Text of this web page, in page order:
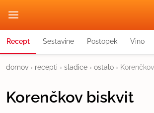
Recept Sestavine Postopek Vino
domov › recepti › sladice › ostalo ›
Korenčkov biskvit